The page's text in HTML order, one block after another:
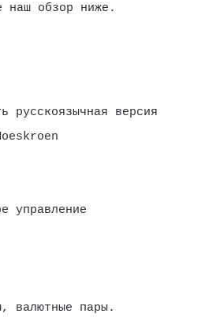
наш обзор ниже.
версия
управление
валютные пары.